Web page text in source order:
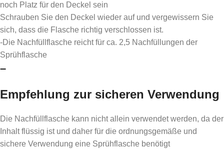
noch Platz für den Deckel sein
Schrauben Sie den Deckel wieder auf und vergewissern Sie
sich, dass die Flasche richtig verschlossen ist.
-Die Nachfüllflasche reicht für ca. 2,5 Nachfüllungen der
Sprühflasche
–
Empfehlung zur sicheren Verwendung
Die Nachfüllflasche kann nicht allein verwendet werden, da der
Inhalt flüssig ist und daher für die ordnungsgemäße und
sichere Verwendung eine Sprühflasche benötigt